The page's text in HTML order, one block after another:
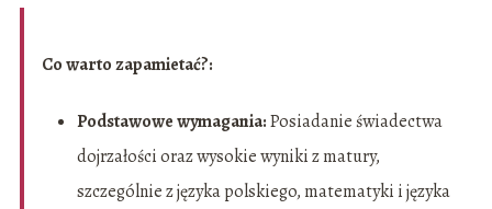
Co warto zapamietać?:
Podstawowe wymagania:Posiadanie świadectwa
dojrzałości oraz wysokie wyniki z matury,
szczególnie z języka polskiego, matematyki i języka